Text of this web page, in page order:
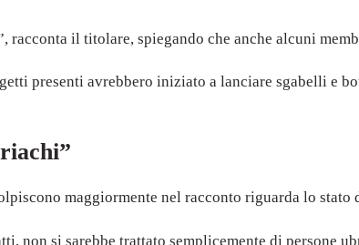
racconta il titolare, spiegando che anche alcuni
presenti avrebbero iniziato a lanciare sgabelli e
maggiormente nel racconto riguarda lo
non si sarebbe trattato semplicemente di persone